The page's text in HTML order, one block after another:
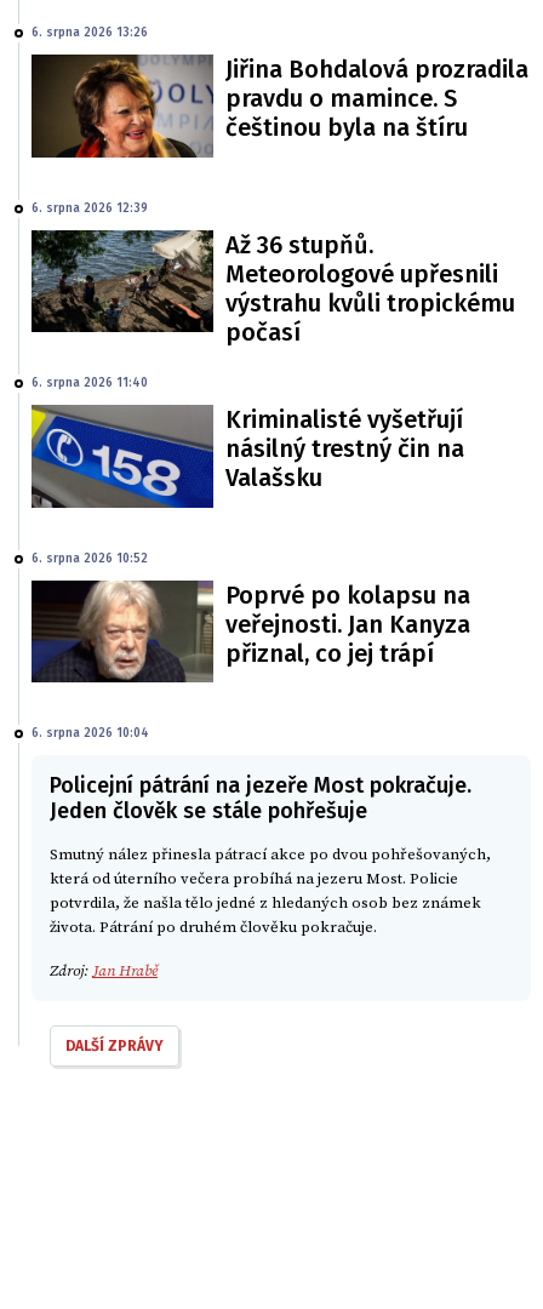
6. srpna 2026 13:26
Jiřina Bohdalová prozradila
pravdu o mamince. S
češtinou byla na štíru
6. srpna 2026 12:39
Až 36 stupňů.
Meteorologové upřesnili
výstrahu kvůli tropickému
počasí
6. srpna 2026 11:40
Kriminalisté vyšetřují
násilný trestný čin na
Valašsku
6. srpna 2026 10:52
Poprvé po kolapsu na
veřejnosti. Jan Kanyza
přiznal, co jej trápí
6. srpna 2026 10:04
Policejní pátrání na jezeře Most pokračuje.
Jeden člověk se stále pohřešuje
Smutný nález přinesla pátrací akce po dvou pohřešovaných,
která od úterního večera probíhá na jezeru Most. Policie
potvrdila, že našla tělo jedné z hledaných osob bez známek
života. Pátrání po druhém člověku pokračuje.
Zdroj: Jan Hrabě
DALŠÍ ZPRÁVY